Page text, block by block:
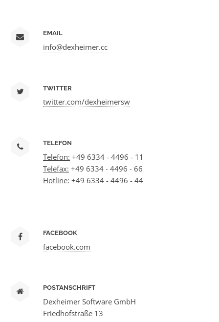
EMAIL
info@dexheimer.cc
TWITTER
twitter.com/dexheimersw
TELEFON
Telefon: +49 6334 - 4496 - 11
Telefax: +49 6334 - 4496 - 66
Hotline: +49 6334 - 4496 - 44
FACEBOOK
facebook.com
POSTANSCHRIFT
Dexheimer Software GmbH
Friedhofstraße 13